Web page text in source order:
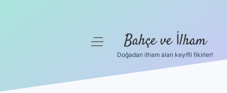
menüyü
Bahçe ve İlham
Doğadan ilham alan keyifli fikirler!